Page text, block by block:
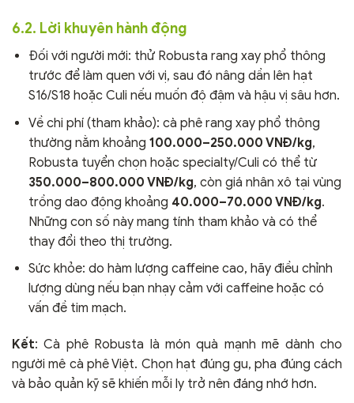
6.2. Lời khuyên hành động
Đối với người mới: thử Robusta rang xay phổ thông
trước để làm quen với vị, sau đó nâng dần lên hạt
S16/S18 hoặc Culi nếu muốn độ đậm và hậu vị sâu hơn.
Về chi phí (tham khảo): cà phê rang xay phổ thông
thường nằm khoảng 100.000–250.000 VNĐ/kg,
Robusta tuyển chọn hoặc specialty/Culi có thể từ
350.000–800.000 VNĐ/kg, còn giá nhân xô tại vùng
trồng dao động khoảng 40.000–70.000 VNĐ/kg.
Những con số này mang tính tham khảo và có thể
thay đổi theo thị trường.
Sức khỏe: do hàm lượng caffeine cao, hãy điều chỉnh
lượng dùng nếu bạn nhạy cảm với caffeine hoặc có
vấn đề tim mạch.
Kết: Cà phê Robusta là món quà mạnh mẽ dành cho
người mê cà phê Việt. Chọn hạt đúng gu, pha đúng cách
và bảo quản kỹ sẽ khiến mỗi ly trở nên đáng nhớ hơn.